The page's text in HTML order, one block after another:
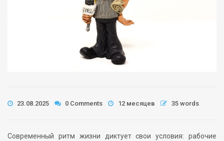
23.08.2025 0 Comments 12 месяцев 35 words
Современный ритм жизни диктует свои условия: рабочие